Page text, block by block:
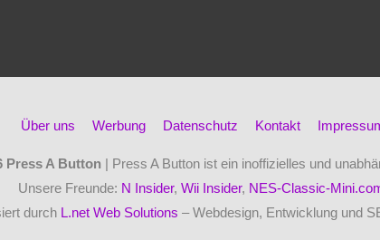
Über uns Werbung Datenschutz Kontakt
Press A Button| Press A Button ist ein inoffizielles und
Unsere Freunde: N Insider, Wii Insider, NES-Classic-
durch L.net Web Solutions – Webdesign, Entwicklung und